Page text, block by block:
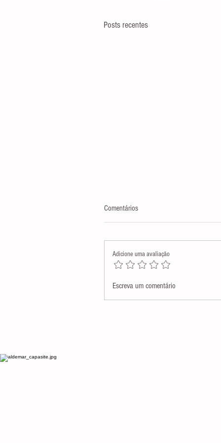
Posts recentes
Assembleia Legislativa presta
Comentários
Adicione uma avaliação
Escreva um comentário